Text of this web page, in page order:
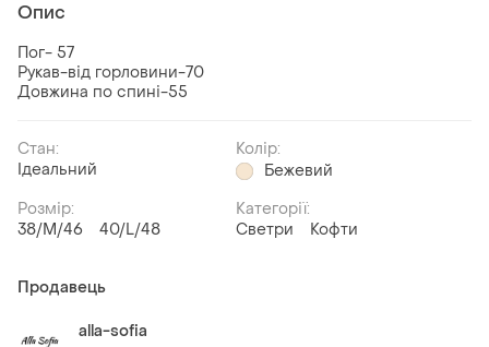
Опис
Пог- 57
Рукав-від горловини-70
Довжина по спині-55
Стан:
Ідеальний
Колір:
Бежевий
Розмір:
38/M/46
40/L/48
Категорії:
Светри
Кофти
Продавець
alla-sofia